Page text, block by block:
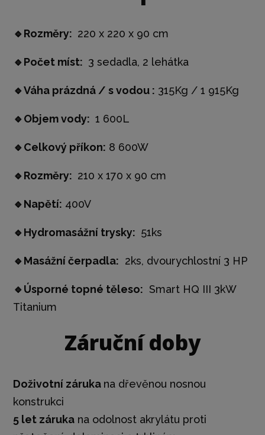
🔹Rozměry: 220 x 220 x 90 cm
🔹Počet míst: 3 sedadla, 2 lehátka
🔹Váha prázdná / s vodou : 315Kg / 1 915Kg
🔹Objem vody: 1 600L
🔹Celkový příkon: 8 600W
🔹Rozměry: 210 x 170 x 90 cm
🔹Napětí: 400V
🔹Hydromasážní trysky: 51ks
🔹Masážní čerpadla: 2ks, dvourychlostní 3 HP
🔹Úsporné topné těleso: Smart HQ III 3kW
Titanium
Záruční doby
Doživotní záruka na dřevěnou nosnou
konstrukci
5 let záruka na odolnost akrylátu proti